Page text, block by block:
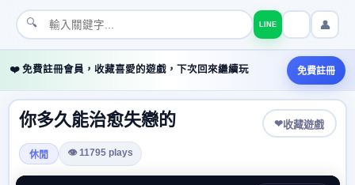
🔍 LINE 👤
❤️ 免費註冊會員，收藏喜愛的遊戲，下次回來繼續玩 免費註冊
你多久能治愈失戀的 ❤收藏遊戲
休閒 👁 11795 plays